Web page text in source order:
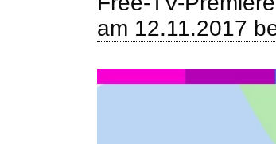
am 12.11.2017